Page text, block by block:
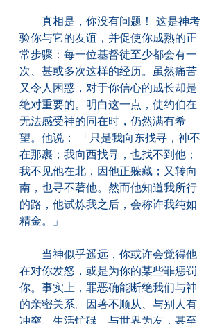
真相是，你没有问题！ 这是神考
验你与它的友谊，并促使你成熟的正
常步骤：每一位基督徒至少都会有一
次、甚或多次这样的经历。虽然痛苦
又令人困惑，对于你信心的成长却是
绝对重要的。明白这一点，使约伯在
无法感受神的同在时，仍然满有希
望。他说： 「只是我向东找寻，神不
在那裹；我向西找寻，也找不到他；
我不见他在北，因他正躲藏；又转向
南，也寻不著他。然而他知道我所行
的路，他试炼我之后，会称许我纯如
精金。」
当神似乎遥远，你或许会觉得他
在对你发怒，或是为你的某些罪惩罚
你。事实上，罪恶确能断绝我们与神
的亲密关系。因著不顺从、与别人有
冲突、生活忙碌、与世界为友，甚至